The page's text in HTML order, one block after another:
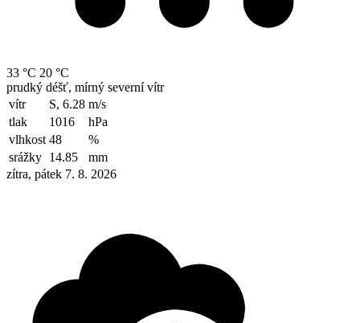
33 °C 20 °C
prudký déšť, mírný severní vítr
vítr
S, 6.28 m/s
tlak
1016
hPa
vlhkost 48
%
srážky 14.85
mm
zítra, pátek 7. 8. 2026